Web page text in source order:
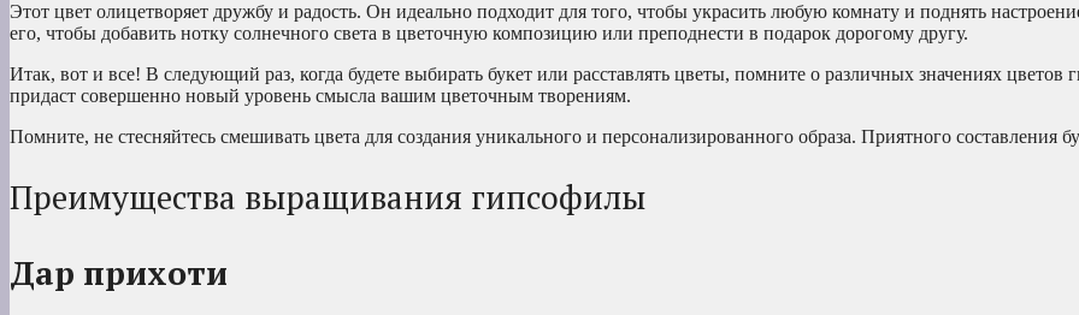
Этот цвет олицетворяет дружбу и радость. Он идеально подходит для того, чтобы украсить любую комнату и поднять
его, чтобы добавить нотку солнечного света в цветочную композицию или преподнести в подарок дорогому другу.
Итак, вот и все! В следующий раз, когда будете выбирать букет или расставлять цветы, помните о различных значениях цветов
придаст совершенно новый уровень смысла вашим цветочным творениям.
Помните, не стесняйтесь смешивать цвета для создания уникального и персонализированного образа. Приятного составления
Преимущества выращивания гипсофилы
Дар прихоти